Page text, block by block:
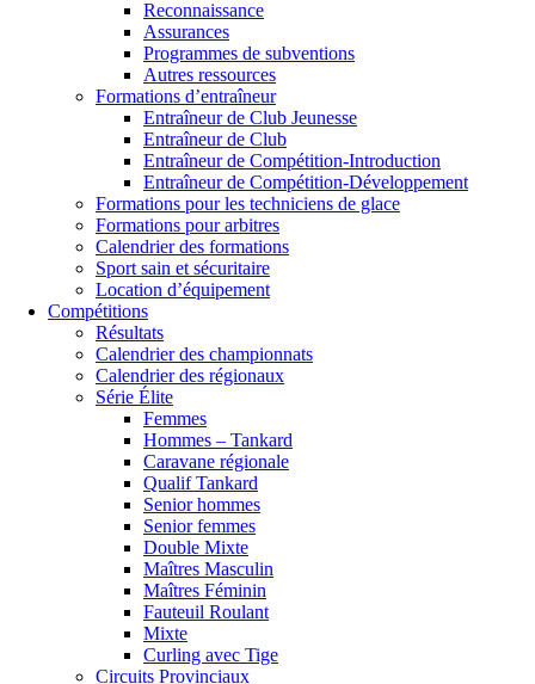
Reconnaissance
Assurances
Programmes de subventions
Autres ressources
Formations d’entraîneur
Entraîneur de Club Jeunesse
Entraîneur de Club
Entraîneur de Compétition-Introduction
Entraîneur de Compétition-Développement
Formations pour les techniciens de glace
Formations pour arbitres
Calendrier des formations
Sport sain et sécuritaire
Location d’équipement
Compétitions
Résultats
Calendrier des championnats
Calendrier des régionaux
Série Élite
Femmes
Hommes – Tankard
Caravane régionale
Qualif Tankard
Senior hommes
Senior femmes
Double Mixte
Maîtres Masculin
Maîtres Féminin
Fauteuil Roulant
Mixte
Curling avec Tige
Circuits Provinciaux